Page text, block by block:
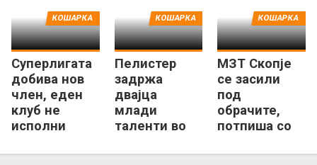
Суперлигата
добива нов
член, еден
клуб не
исполни
КФМ!
КОШАРКА
Пелистер
задржа
двајца
млади
таленти во
КОШАРКА
МЗТ Скопје
се засили
под
обрачите,
потпиша со
Николиќ
КОШАРКА